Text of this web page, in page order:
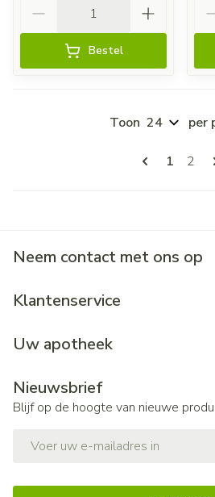
Bestel
U lees
1 2
Toon per
Neem contact met ons op
Klantenservice
Uw apotheek
Nieuwsbrief
Blijf op de hoogte van nieuwe